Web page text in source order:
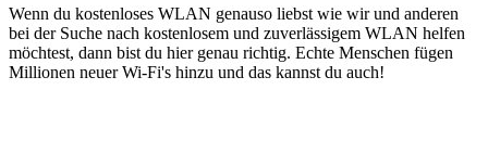
Wenn du kostenloses WLAN genauso liebst wie wir und anderen
bei der Suche nach kostenlosem und zuverlässigem WLAN helfen
möchtest, dann bist du hier genau richtig. Echte Menschen fügen
Millionen neuer Wi-Fi's hinzu und das kannst du auch!